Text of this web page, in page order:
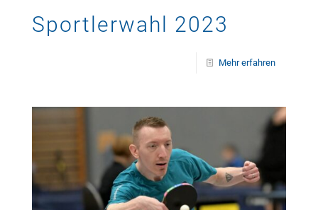
Sportlerwahl 2023
Mehr erfahren